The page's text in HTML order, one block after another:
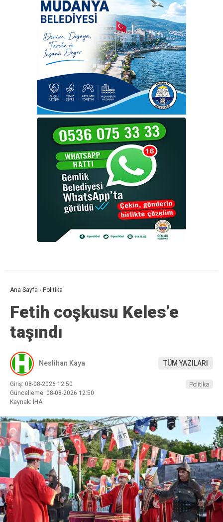
Ana Sayfa › Politika
Fetih coşkusu Keles’e
taşındı
Neslihan Kaya TÜM YAZILARI
Giriş: 08-08-2026 12:50
Güncelleme: 08-08-2026 12:50
Kaynak: İHA
Politika